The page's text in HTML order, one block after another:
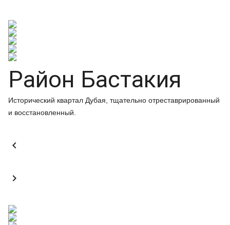
Район Бастакия
Исторический квартал Дубая, тщательно отреставрированный
и восстановленный.

